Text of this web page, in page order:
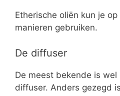
Etherische oliën kun je
manieren gebruiken.
De diffuser
De meest bekende is
diffuser. Anders gezegd